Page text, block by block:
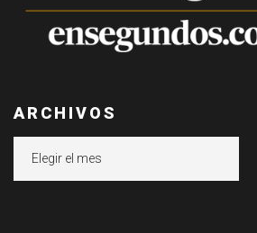
ARCHIVOS